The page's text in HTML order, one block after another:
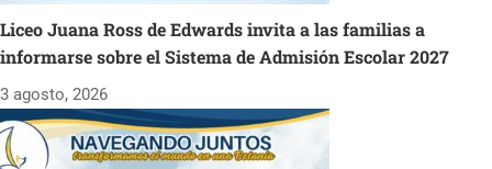
Liceo Juana Ross de Edwards invita a las familias a
informarse sobre el Sistema de Admisión Escolar 2027
3 agosto, 2026